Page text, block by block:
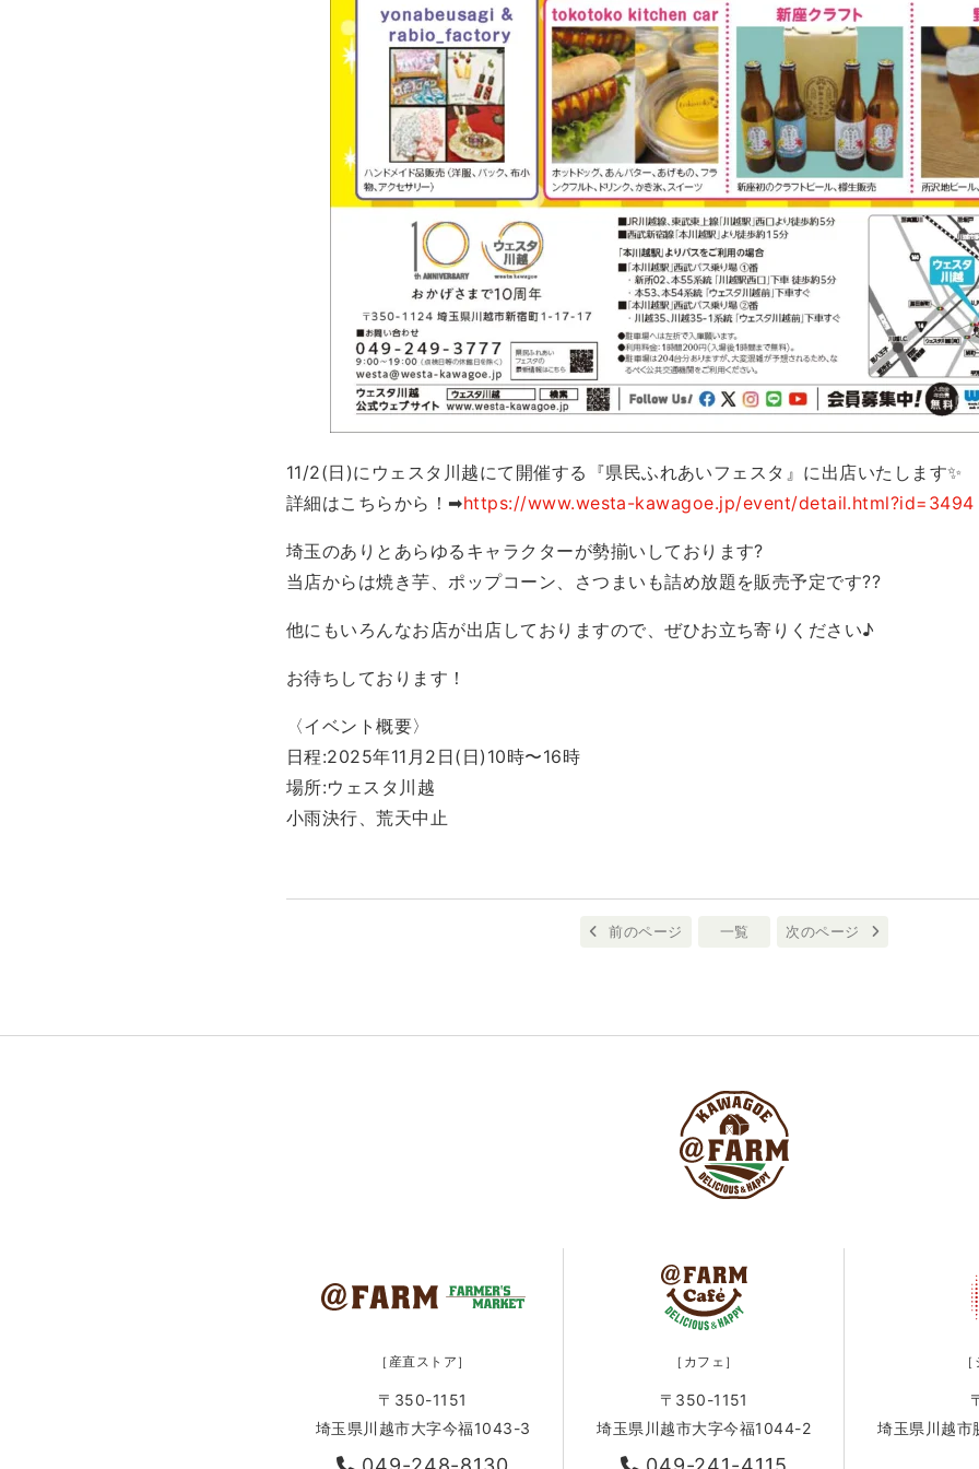
11/2(日)にウェスタ川越にて開催する『県民ふれあいフェスタ』に出店いたします✨
詳細はこちらから！➡https://www.westa-kawagoe.jp/event/detail.html?id=3494
埼玉のありとあらゆるキャラクターが勢揃いしております?
当店からは焼き芋、ポップコーン、さつまいも詰め放題を販売予定です??
他にもいろんなお店が出店しておりますので、ぜひお立ち寄りください♪
お待ちしております！
〈イベント概要〉
日程:2025年11月2日(日)10時〜16時
場所:ウェスタ川越
小雨決行、荒天中止
前のページ 一覧 次のページ
［産直ストア］
〒350-1151
埼玉県川越市大字今福1043-3
［カフェ］
〒350-1151
埼玉県川越市大字今福1044-2
埼玉県川越市